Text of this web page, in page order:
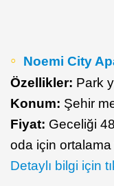
Noemi City
Özellikler: Park
Konum: Şehir
Fiyat: Geceliği
oda için ortalama
Detaylı bilgi için